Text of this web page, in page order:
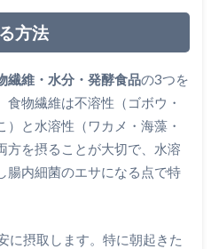
方法
繊維・水分・発酵食品の3つを
物繊維は不溶性（ゴボウ・
と水溶性（ワカメ・海藻・
方を摂ることが大切で、水溶
腸内細菌のエサになる点で特
に摂取します。特に朝起きた